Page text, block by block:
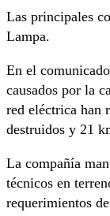
Las principales
Lampa.
En el
causados por la
red eléctrica han
destruidos y 21
La compañía
técnicos en
requerimientos